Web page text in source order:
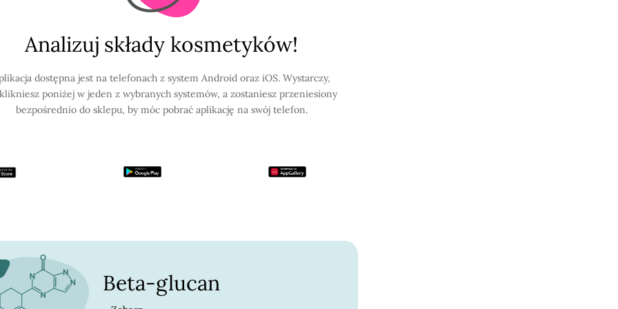
Analizuj składy kosmetyków!
dostępna jest na telefonach z system Android oraz iOS. Wystarczy,
poniżej w jeden z wybranych systemów, a zostaniesz przeniesiony
bezpośrednio do sklepu, by móc pobrać aplikację na swój telefon.
Beta-glucan